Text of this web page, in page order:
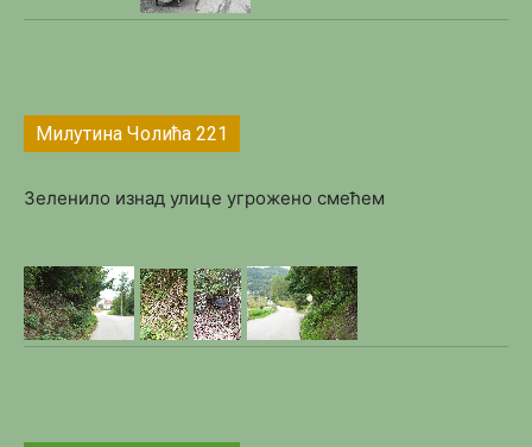
Милутина Чолића 221
Зеленило изнад улице угрожено смећем